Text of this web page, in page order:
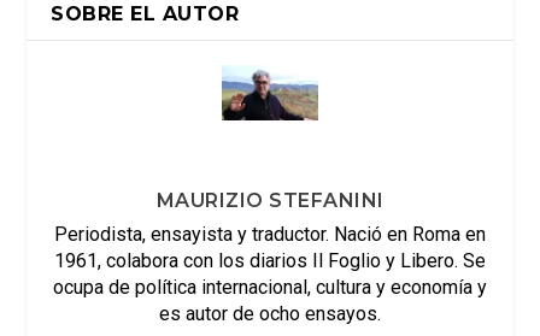
SOBRE EL AUTOR
MAURIZIO STEFANINI
Periodista, ensayista y traductor. Nació en Roma en
1961, colabora con los diarios Il Foglio y Libero. Se
ocupa de política internacional, cultura y economía y
es autor de ocho ensayos.